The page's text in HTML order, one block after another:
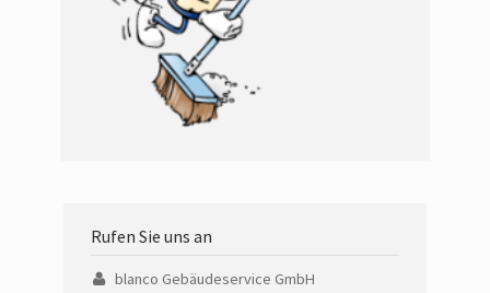
Rufen Sie uns an
blanco Gebäudeservice GmbH